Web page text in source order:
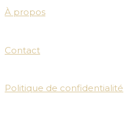
À propos
Contact
Politique de confidentialité